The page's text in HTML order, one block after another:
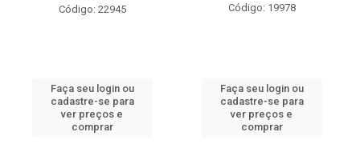
Código: 22945
Faça seu login ou
cadastre-se para
ver preços e
comprar
Código: 19978
Faça seu login ou
cadastre-se para
ver preços e
comprar